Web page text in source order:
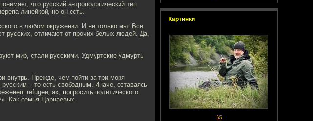
Картинки
65
что русский антропологический тип
линейкой, но он есть.
в любом окружении. И не только мы. Все
русских, отличают от прочих белых людей. Да,
мир, стали русскими. Удмуртские удмурты
внутрь. Прежде, чем пойти за три моря
– то есть свободным. Иначе, оставаясь
refugee, ах, попросить политического
Как семья Царнаевых.